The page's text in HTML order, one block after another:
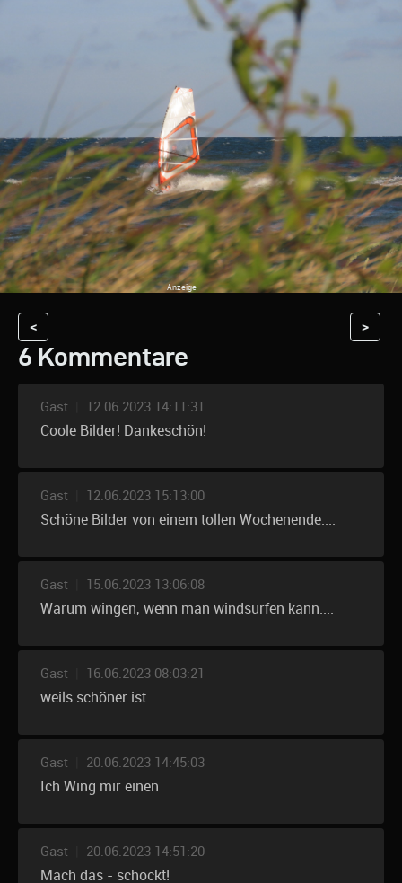
< >
6 Kommentare
Gast 12.06.2023 14:11:31
Coole Bilder! Dankeschön!
Gast 12.06.2023 15:13:00
Schöne Bilder von einem tollen Wochenende....
Gast 15.06.2023 13:06:08
Warum wingen, wenn man windsurfen kann....
Gast 16.06.2023 08:03:21
weils schöner ist...
Gast 20.06.2023 14:45:03
Ich Wing mir einen
Gast 20.06.2023 14:51:20
Mach das - schockt!